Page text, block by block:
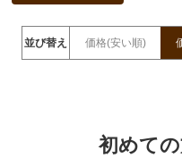
並び替え 価格(安い順)
初めて